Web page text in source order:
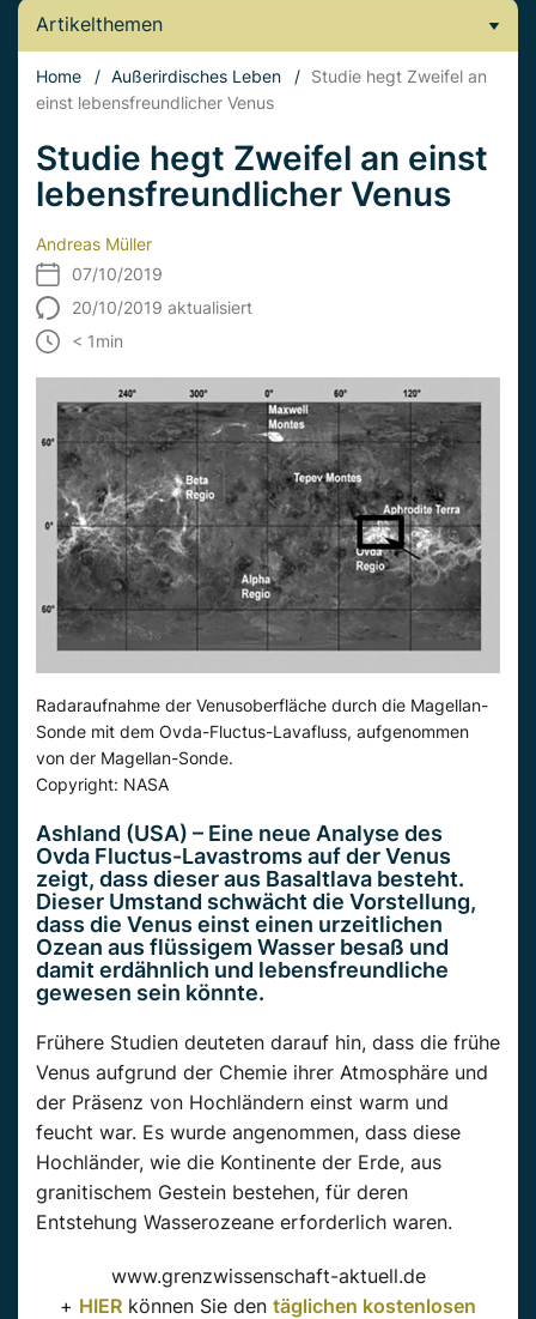
Artikelthemen
Home / Außerirdisches Leben / Studie hegt Zweifel an
einst lebensfreundlicher Venus
Studie hegt Zweifel an einst
lebensfreundlicher Venus
Andreas Müller
07/10/2019
20/10/2019 aktualisiert
< 1min
Radaraufnahme der Venusoberfläche durch die Magellan-
Sonde mit dem Ovda-Fluctus-Lavafluss, aufgenommen
von der Magellan-Sonde.
Copyright: NASA
Ashland (USA) – Eine neue Analyse des
Ovda Fluctus-Lavastroms auf der Venus
zeigt, dass dieser aus Basaltlava besteht.
Dieser Umstand schwächt die Vorstellung,
dass die Venus einst einen urzeitlichen
Ozean aus flüssigem Wasser besaß und
damit erdähnlich und lebensfreundliche
gewesen sein könnte.
Frühere Studien deuteten darauf hin, dass die frühe
Venus aufgrund der Chemie ihrer Atmosphäre und
der Präsenz von Hochländern einst warm und
feucht war. Es wurde angenommen, dass diese
Hochländer, wie die Kontinente der Erde, aus
granitischem Gestein bestehen, für deren
Entstehung Wasserozeane erforderlich waren.
www.grenzwissenschaft-aktuell.de
+ HIER können Sie den täglichen kostenlosen